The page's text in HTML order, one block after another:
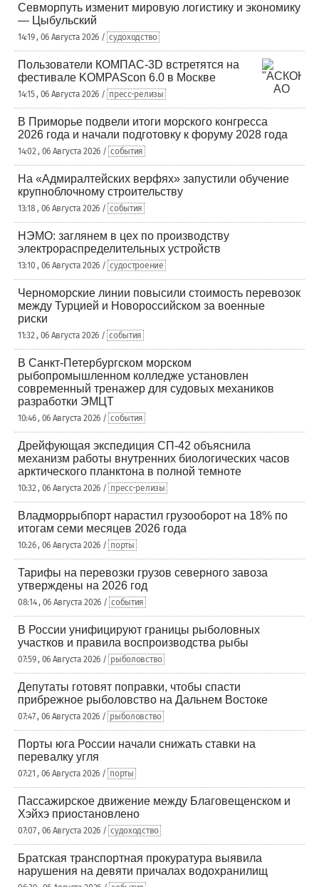
Севморпуть изменит мировую логистику и экономику
— Цыбульский
14:19 , 06 Августа 2026 / судоходство
Пользователи КОМПАС-3D встретятся на
фестивале KOMPAScon 6.0 в Москве
14:15 , 06 Августа 2026 / пресс-релизы
В Приморье подвели итоги морского конгресса
2026 года и начали подготовку к форуму 2028 года
14:02 , 06 Августа 2026 / события
На «Адмиралтейских верфях» запустили обучение
крупноблочному строительству
13:18 , 06 Августа 2026 / события
НЭМО: заглянем в цех по производству
электрораспределительных устройств
13:10 , 06 Августа 2026 / судостроение
Черноморские линии повысили стоимость перевозок
между Турцией и Новороссийском за военные
риски
11:32 , 06 Августа 2026 / события
В Санкт-Петербургском морском
рыбопромышленном колледже установлен
современный тренажер для судовых механиков
разработки ЭМЦТ
10:46 , 06 Августа 2026 / события
Дрейфующая экспедиция СП-42 объяснила
механизм работы внутренних биологических часов
арктического планктона в полной темноте
10:32 , 06 Августа 2026 / пресс-релизы
Владморрыбпорт нарастил грузооборот на 18% по
итогам семи месяцев 2026 года
10:26 , 06 Августа 2026 / порты
Тарифы на перевозки грузов северного завоза
утверждены на 2026 год
08:14 , 06 Августа 2026 / события
В России унифицируют границы рыболовных
участков и правила воспроизводства рыбы
07:59 , 06 Августа 2026 / рыболовство
Депутаты готовят поправки, чтобы спасти
прибрежное рыболовство на Дальнем Востоке
07:47 , 06 Августа 2026 / рыболовство
Порты юга России начали снижать ставки на
перевалку угля
07:21 , 06 Августа 2026 / порты
Пассажирское движение между Благовещенском и
Хэйхэ приостановлено
07:07 , 06 Августа 2026 / судоходство
Братская транспортная прокуратура выявила
нарушения на девяти причалах водохранилищ